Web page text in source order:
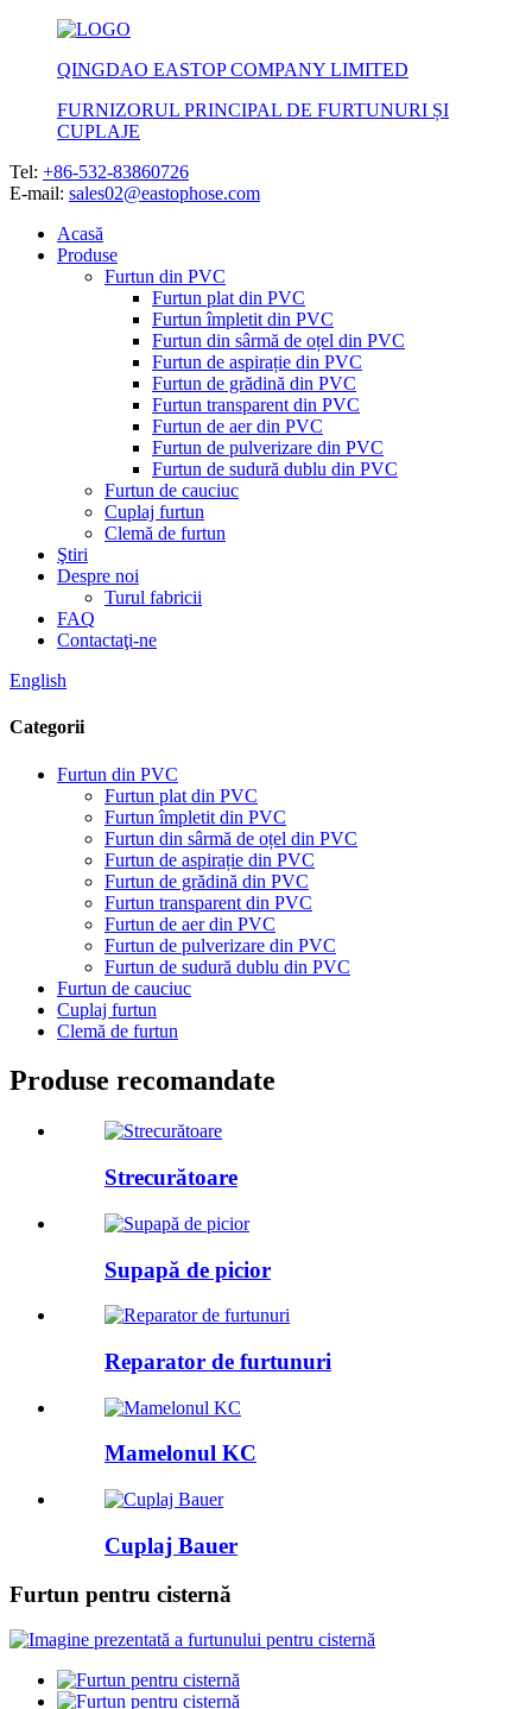
QINGDAO EASTOP COMPANY LIMITED
FURNIZORUL PRINCIPAL DE FURTUNURI ȘI
CUPLAJE
Tel: +86-532-83860726
E-mail: sales02@eastophose.com
Acasă
Produse
Furtun din PVC
Furtun plat din PVC
Furtun împletit din PVC
Furtun din sârmă de oțel din PVC
Furtun de aspirație din PVC
Furtun de grădină din PVC
Furtun transparent din PVC
Furtun de aer din PVC
Furtun de pulverizare din PVC
Furtun de sudură dublu din PVC
Furtun de cauciuc
Cuplaj furtun
Clemă de furtun
Ştiri
Despre noi
Turul fabricii
FAQ
Contactaţi-ne
English
Categorii
Furtun din PVC
Furtun plat din PVC
Furtun împletit din PVC
Furtun din sârmă de oțel din PVC
Furtun de aspirație din PVC
Furtun de grădină din PVC
Furtun transparent din PVC
Furtun de aer din PVC
Furtun de pulverizare din PVC
Furtun de sudură dublu din PVC
Furtun de cauciuc
Cuplaj furtun
Clemă de furtun
Produse recomandate
Strecurătoare
Supapă de picior
Reparator de furtunuri
Mamelonul KC
Cuplaj Bauer
Furtun pentru cisternă